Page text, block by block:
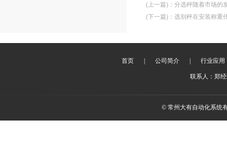
(上一篇) ： 分选秤随着市场的
(下一篇) ： 选别秤在安装称重
首页 | 公司简介 | 行业应用
联系人：郑
© 常州大有自动化系统